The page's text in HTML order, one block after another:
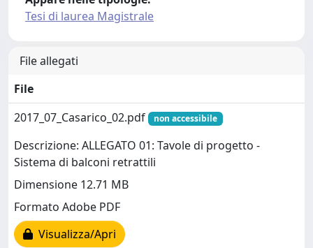
Tesi di laurea Magistrale
File allegati
File
2017_07_Casarico_02.pdf
non accessibile
Descrizione: ALLEGATO 01: Tavole di progetto -
Sistema di balconi retrattili
Dimensione 12.71 MB
Formato Adobe PDF
Visualizza/Apri